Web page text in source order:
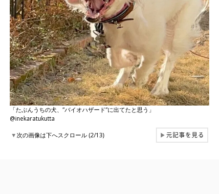
「たぶんうちの犬、”バイオハザード”に出てたと思う」
@inekaratukutta
▼次の画像は下へスクロール (2/13) ▶元記事を見る